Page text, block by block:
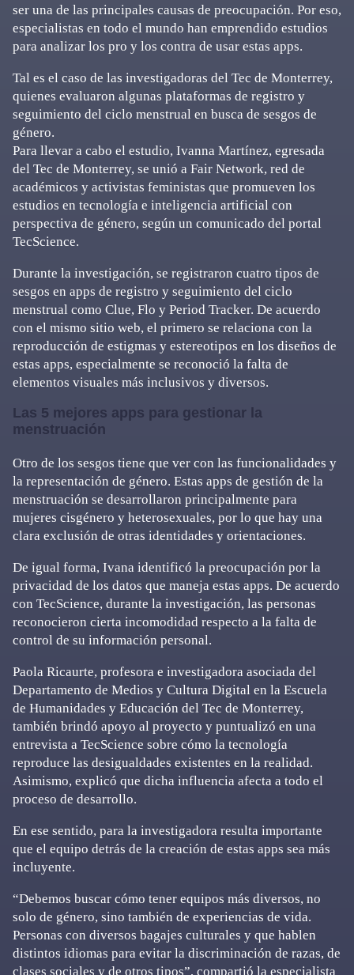
ser una de las principales causas de preocupación. Por eso,
especialistas en todo el mundo han emprendido estudios
para analizar los pro y los contra de usar estas apps.
Tal es el caso de las investigadoras del Tec de Monterrey,
quienes evaluaron algunas plataformas de registro y
seguimiento del ciclo menstrual en busca de sesgos de
género.
Para llevar a cabo el estudio, Ivanna Martínez, egresada
del Tec de Monterrey, se unió a Fair Network, red de
académicos y activistas feministas que promueven los
estudios en tecnología e inteligencia artificial con
perspectiva de género, según un comunicado del portal
TecScience.
Durante la investigación, se registraron cuatro tipos de
sesgos en apps de registro y seguimiento del ciclo
menstrual como Clue, Flo y Period Tracker. De acuerdo
con el mismo sitio web, el primero se relaciona con la
reproducción de estigmas y estereotipos en los diseños de
estas apps, especialmente se reconoció la falta de
elementos visuales más inclusivos y diversos.
Las 5 mejores apps para gestionar la
menstruación
Otro de los sesgos tiene que ver con las funcionalidades y
la representación de género. Estas apps de gestión de la
menstruación se desarrollaron principalmente para
mujeres cisgénero y heterosexuales, por lo que hay una
clara exclusión de otras identidades y orientaciones.
De igual forma, Ivana identificó la preocupación por la
privacidad de los datos que maneja estas apps. De acuerdo
con TecScience, durante la investigación, las personas
reconocieron cierta incomodidad respecto a la falta de
control de su información personal.
Paola Ricaurte, profesora e investigadora asociada del
Departamento de Medios y Cultura Digital en la Escuela
de Humanidades y Educación del Tec de Monterrey,
también brindó apoyo al proyecto y puntualizó en una
entrevista a TecScience sobre cómo la tecnología
reproduce las desigualdades existentes en la realidad.
Asimismo, explicó que dicha influencia afecta a todo el
proceso de desarrollo.
En ese sentido, para la investigadora resulta importante
que el equipo detrás de la creación de estas apps sea más
incluyente.
“Debemos buscar cómo tener equipos más diversos, no
solo de género, sino también de experiencias de vida.
Personas con diversos bagajes culturales y que hablen
distintos idiomas para evitar la discriminación de razas, de
clases sociales y de otros tipos”, compartió la especialista